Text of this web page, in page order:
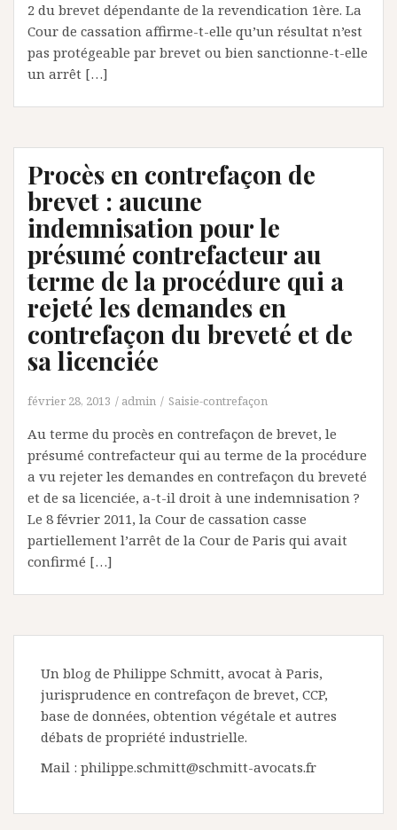
2 du brevet dépendante de la revendication 1ère. La
Cour de cassation affirme-t-elle qu’un résultat n’est
pas protégeable par brevet ou bien sanctionne-t-elle
un arrêt […]
Procès en contrefaçon de
brevet : aucune
indemnisation pour le
présumé contrefacteur au
terme de la procédure qui a
rejeté les demandes en
contrefaçon du breveté et de
sa licenciée
février 28, 2013 admin Saisie-contrefaçon
Au terme du procès en contrefaçon de brevet, le
présumé contrefacteur qui au terme de la procédure
a vu rejeter les demandes en contrefaçon du breveté
et de sa licenciée, a-t-il droit à une indemnisation ?
Le 8 février 2011, la Cour de cassation casse
partiellement l’arrêt de la Cour de Paris qui avait
confirmé […]
Un blog de Philippe Schmitt, avocat à Paris,
jurisprudence en contrefaçon de brevet, CCP,
base de données, obtention végétale et autres
débats de propriété industrielle.
Mail : philippe.schmitt@schmitt-avocats.fr